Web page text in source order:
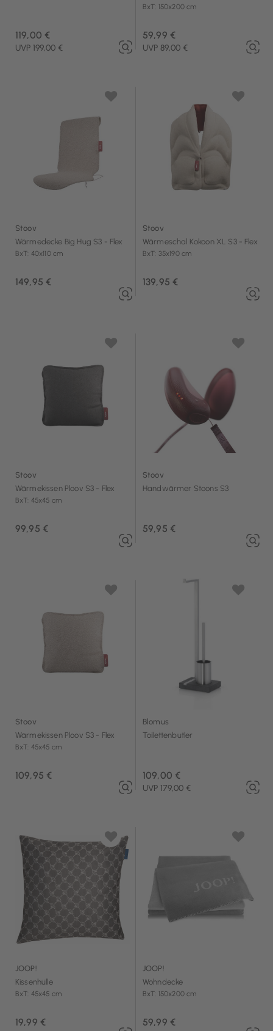
119,00 €
UVP 199,00 €
BxT: 150x200 cm
59,99 €
UVP 89,00 €
Stoov
Wärmedecke Big Hug S3 - Flex
BxT: 40x110 cm
149,95 €
Stoov
Wärmeschal Kokoon XL S3 - Flex
BxT: 35x190 cm
139,95 €
Stoov
Wärmekissen Ploov S3 - Flex
BxT: 45x45 cm
99,95 €
Stoov
Handwärmer Stoons S3
59,95 €
Stoov
Wärmekissen Ploov S3 - Flex
BxT: 45x45 cm
109,95 €
Blomus
Toilettenbutler
109,00 €
UVP 179,00 €
JOOP!
Kissenhülle
BxT: 45x45 cm
19,99 €
JOOP!
Wohndecke
BxT: 150x200 cm
59,99 €